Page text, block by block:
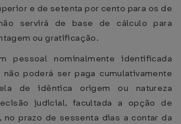
e de setenta por cento para os de
servirá de base de cálculo para
ou gratificação.
pessoal nominalmente identificada
poderá ser paga cumulativamente
de idêntica origem ou natureza
judicial, facultada a opção de
no prazo de sessenta dias a contar da